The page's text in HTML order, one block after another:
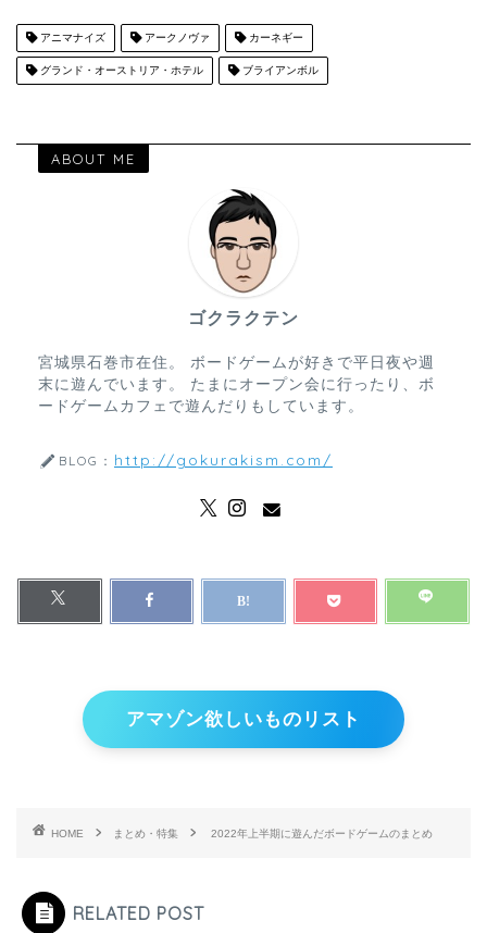
アニマナイズ アークノヴァ カーネギー
グランド・オーストリア・ホテル ブライアンボル
ABOUT ME
ゴクラクテン
宮城県石巻市在住。 ボードゲームが好きで平日夜や週
末に遊んでいます。 たまにオープン会に行ったり、ボ
ードゲームカフェで遊んだりもしています。
BLOG： http://gokurakism.com/
アマゾン欲しいものリスト
HOME まとめ・特集 2022年上半期に遊んだボードゲームのまとめ
RELATED POST